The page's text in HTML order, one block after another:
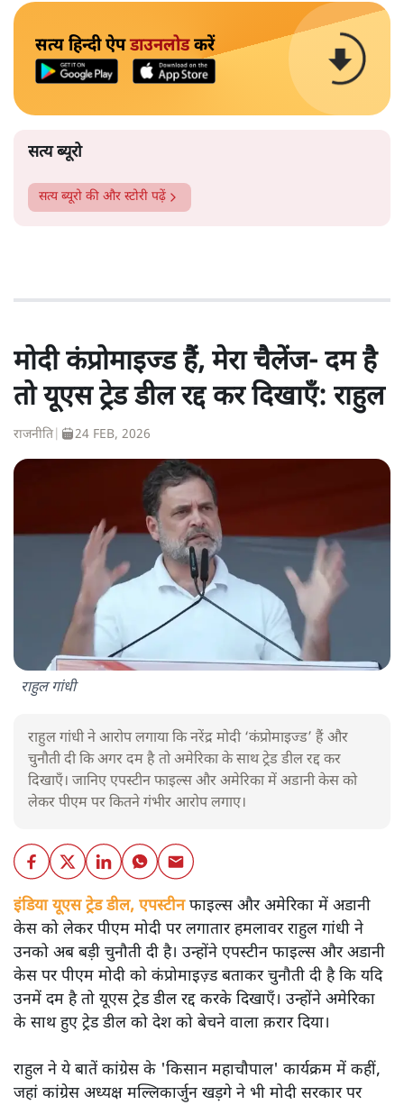
सत्य हिन्दी ऐपडाउनलोडकरें
सत्य ब्यूरो
सत्य ब्यूरो की और स्टोरी पढ़ें
मोदी कंप्रोमाइज्ड हैं, मेरा चैलेंज- दम है
तो यूएस ट्रेड डील रद्द कर दिखाएँ: राहुल
राजनीति 24 FEB, 2026
राहुल गांधी
राहुल गांधी ने आरोप लगाया कि नरेंद्र मोदी ‘कंप्रोमाइज्ड’ हैं और
चुनौती दी कि अगर दम है तो अमेरिका के साथ ट्रेड डील रद्द कर
दिखाएँ। जानिए एपस्टीन फाइल्स और अमेरिका में अडानी केस को
लेकर पीएम पर कितने गंभीर आरोप लगाए।
इंडिया यूएस ट्रेड डील, एपस्टीनफाइल्स और अमेरिका में अडानी
केस को लेकर पीएम मोदी पर लगातार हमलावर राहुल गांधी ने
उनको अब बड़ी चुनौती दी है। उन्होंने एपस्टीन फाइल्स और अडानी
केस पर पीएम मोदी को कंप्रोमाइज़्ड बताकर चुनौती दी है कि यदि
उनमें दम है तो यूएस ट्रेड डील रद्द करके दिखाएँ। उन्होंने अमेरिका
के साथ हुए ट्रेड डील को देश को बेचने वाला क़रार दिया।
राहुल ने ये बातें कांग्रेस के 'किसान महाचौपाल' कार्यक्रम में कहीं,
जहां कांग्रेस अध्यक्ष मल्लिकार्जुन खड़गे ने भी मोदी सरकार पर